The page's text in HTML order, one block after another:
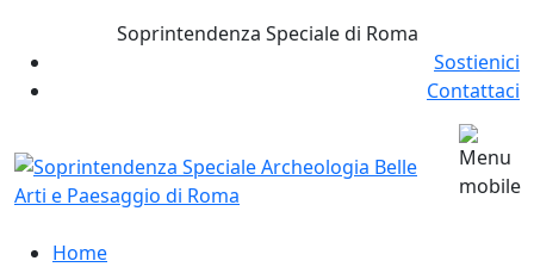
Soprintendenza Speciale di Roma
Sostienici
Contattaci
Home